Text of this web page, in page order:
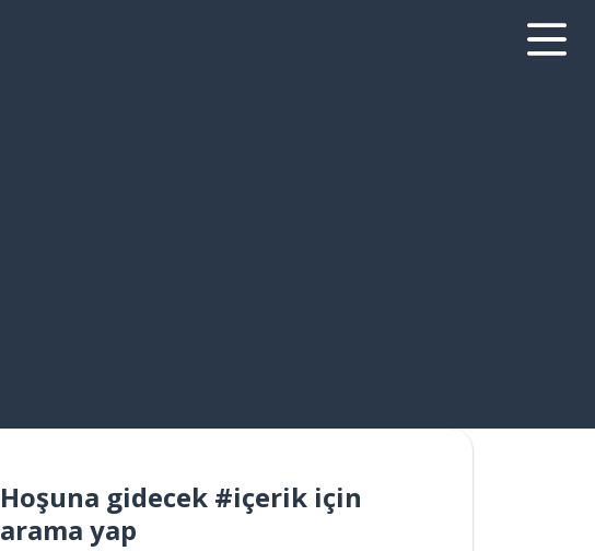
Hoşuna gidecek #içerik için
arama yap